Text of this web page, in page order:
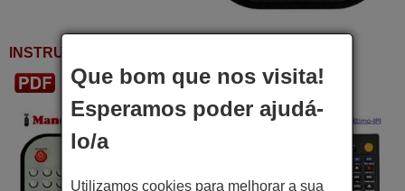
INSTRUÇÕES DE USO
Baixar PDF
Que bom que nos visita!
Esperamos poder ajudá-
lo/a
Utilizamos cookies para melhorar a sua